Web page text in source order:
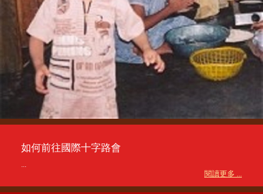
如何前往國際十字路會
...
閱讀更多 ...